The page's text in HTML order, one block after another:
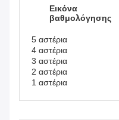
Εικόνα
βαθμολόγησης
5 αστέρια
4 αστέρια
3 αστέρια
2 αστέρια
1 αστέρια